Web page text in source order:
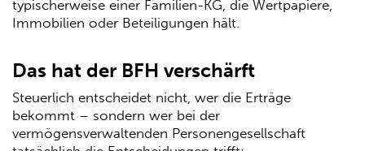
typischerweise einer Familien-KG, die Wertpapiere,
Immobilien oder Beteiligungen hält.
Das hat der BFH verschärft
Steuerlich entscheidet nicht, wer die Erträge
bekommt – sondern wer bei der
vermögensverwaltenden Personengesellschaft